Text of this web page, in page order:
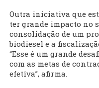
Outra iniciativa que
ter grande impacto no
consolidação de um
biodiesel e a
“Esse é um grande
com as metas de
efetiva”, afirma.